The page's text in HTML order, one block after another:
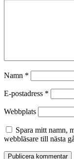
Namn *
E-postadress *
Webbplats
Spara mitt namn,
webbläsare till nästa